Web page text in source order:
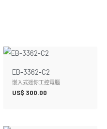
EB-3362-C2
嵌入式迷你工控電腦
US$ 300.00